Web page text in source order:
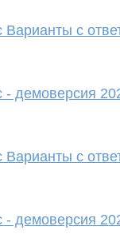
с
демоверсия
с
демоверсия